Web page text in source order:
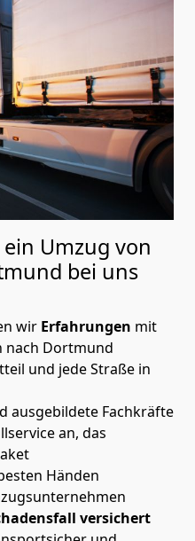
Umzug von
bei uns
wir Erfahrungen mit
nach Dortmund
und jede Straße in
ausgebildete Fachkräfte
an, das
Händen
versichert